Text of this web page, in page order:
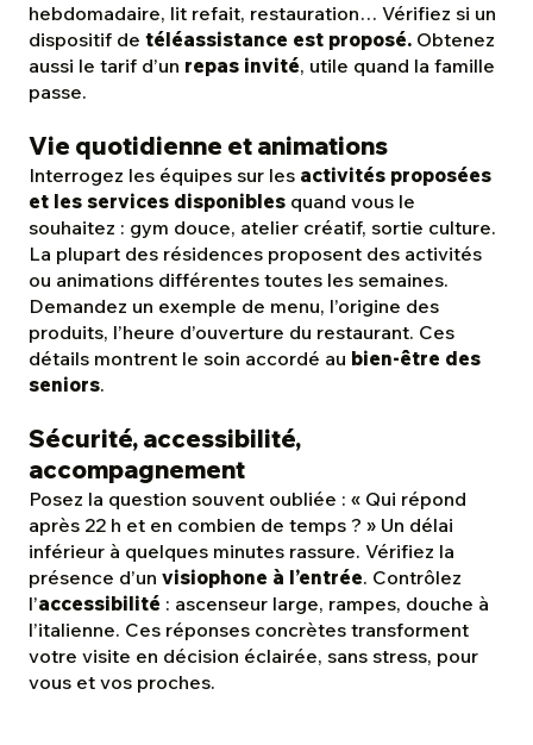
hebdomadaire, lit refait, restauration… Vérifiez si un
dispositif de téléassistance est proposé. Obtenez
aussi le tarif d’un repas invité, utile quand la famille
passe.
Vie quotidienne et animations
Interrogez les équipes sur les activités proposées
et les services disponibles quand vous le
souhaitez : gym douce, atelier créatif, sortie culture.
La plupart des résidences proposent des activités
ou animations différentes toutes les semaines.
Demandez un exemple de menu, l’origine des
produits, l’heure d’ouverture du restaurant. Ces
détails montrent le soin accordé au bien-être des
seniors.
Sécurité, accessibilité,
accompagnement
Posez la question souvent oubliée : « Qui répond
après 22 h et en combien de temps ? » Un délai
inférieur à quelques minutes rassure. Vérifiez la
présence d’un visiophone à l’entrée. Contrôlez
l’accessibilité : ascenseur large, rampes, douche à
l’italienne. Ces réponses concrètes transforment
votre visite en décision éclairée, sans stress, pour
vous et vos proches.